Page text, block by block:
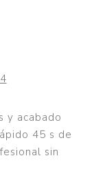
y acabado
45 s de
sin